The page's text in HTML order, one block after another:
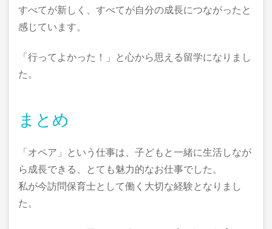
すべてが新しく、すべてが自分の成長につながったと
感じています。
「行ってよかった！」と心から思える留学になりまし
た。
まとめ
「オペア」という仕事は、子どもと一緒に生活しなが
ら成長できる、とても魅力的なお仕事でした。
私が今訪問保育士として働く大切な経験となりまし
た。